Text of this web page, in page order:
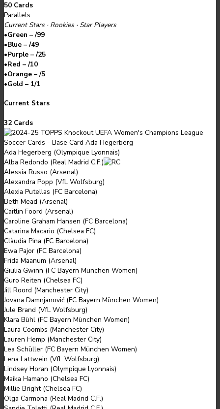
50 Cards
Parallels
Current Stars · Rookies · Star Players
•Green – /99
•Blue – /49
•Purple – /25
•Red – /10
•Orange – /5
•Gold – 1/1
Current Stars
32 Cards
Ada Hegerberg (Olympique Lyonnais)
Alba Redondo (Real Madrid C.F.)
Alessia Russo (Arsenal)
Alexandra Popp (VfL Wolfsburg)
Alexia Putellas (FC Barcelona)
Beth Mead (Arsenal)
Caitlin Foord (Arsenal)
Caroline Graham Hansen (FC Barcelona)
Catarina Macario (Chelsea FC)
Clàudia Pina (FC Barcelona)
Ewa Pajor (FC Barcelona)
Frida Maanum (Arsenal)
Giulia Gwinn (FC Bayern München Women)
Guro Reiten (Chelsea FC)
Jill Roord (Manchester City)
Jovana Damnjanović (FC Bayern München Women)
Jule Brand (VfL Wolfsburg)
Klara Bühl (FC Bayern München Women)
Laura Coombs (Manchester City)
Lauren Hemp (Manchester City)
Lea Schüller (FC Bayern München Women)
Lena Lattwein (VfL Wolfsburg)
Lindsey Horan (Olympique Lyonnais)
Maika Hamano (Chelsea FC)
Millie Bright (Chelsea FC)
Olga Carmona (Real Madrid C.F.)